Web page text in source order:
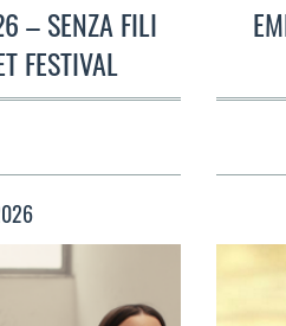
– SENZA FILI
FESTIVAL